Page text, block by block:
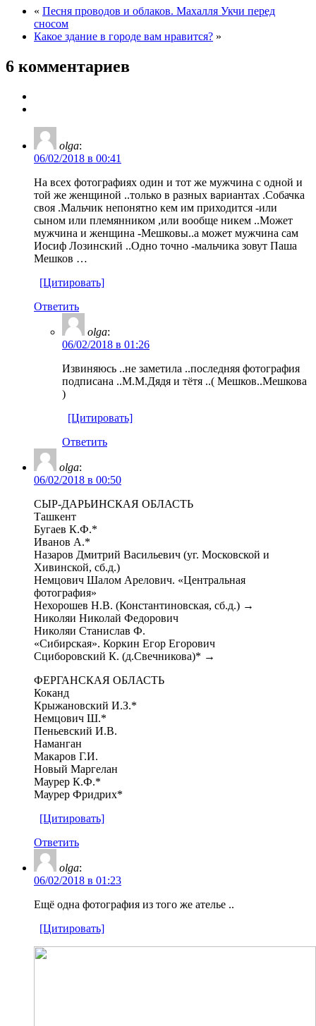
« Песня проводов и облаков. Махалля Укчи перед
сносом
Какое здание в городе вам нравится? »
6 комментариев
olga:
06/02/2018 в 00:41
На всех фотографиях один и тот же мужчина с одной и
той же женщиной ..только в разных вариантах .Собачка
своя .Мальчик непонятно кем им приходится -или
сыном или племянником ,или вообще никем ..Может
мужчина и женщина -Мешковы..а может мужчина сам
Иосиф Лозинский ..Одно точно -мальчика зовут Паша
Мешков …
[Цитировать]
Ответить
olga:
06/02/2018 в 01:26
Извиняюсь ..не заметила ..последняя фотография
подписана ..М.М.Дядя и тётя ..( Мешков..Мешкова
)
[Цитировать]
Ответить
olga:
06/02/2018 в 00:50
СЫР-ДАРЬИНСКАЯ ОБЛАСТЬ
Ташкент
Бугаев К.Ф.*
Иванов А.*
Назаров Дмитрий Васильевич (уг. Московской и
Хивинской, сб.д.)
Немцович Шалом Арелович. «Центральная
фотография»
Нехорошев Н.В. (Константиновская, сб.д.) →
Николяи Николай Федорович
Николяи Станислав Ф.
«Сибирская». Коркин Егор Егорович
Сциборовский К. (д.Свечникова)* →
ФЕРГАНСКАЯ ОБЛАСТЬ
Коканд
Крыжановский И.З.*
Немцович Ш.*
Пеньевский И.В.
Наманган
Макаров Г.И.
Новый Маргелан
Маурер К.Ф.*
Маурер Фридрих*
[Цитировать]
Ответить
olga:
06/02/2018 в 01:23
Ещё одна фотография из того же ателье ..
[Цитировать]